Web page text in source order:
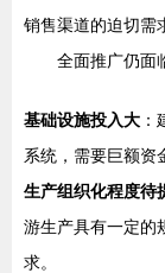
销售渠道的迫切需
全面推广仍面
基础设施投入大
系统，需要巨额资
生产组织化程度待
游生产具有一定的
求。